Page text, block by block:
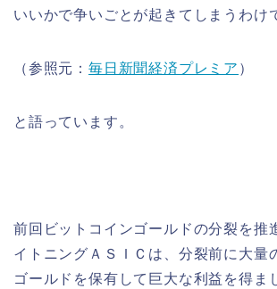
いいかで争いごとが起きてしまうわけ
（参照元： 毎日新聞経済プレミア ）
と語っています。
前回ビットコインゴールドの分裂を推
イトニングＡＳＩＣは、分裂前に大量
ゴールドを保有して巨大な利益を得ま